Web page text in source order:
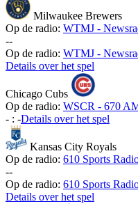
Milwaukee Brewers
Op de radio: WTMJ -
--
Op de radio: WTMJ -
Details over het spel
Chicago Cubs
Op de radio: WSCR - 670
- : -Details over het spel
Kansas City Royals
Op de radio: 610 Sports
--
Op de radio: 610 Sports
Details over het spel